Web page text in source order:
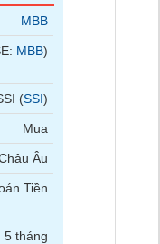
MBB
MBB)
(SSI)
Mua
Âu
Tiền
5 tháng